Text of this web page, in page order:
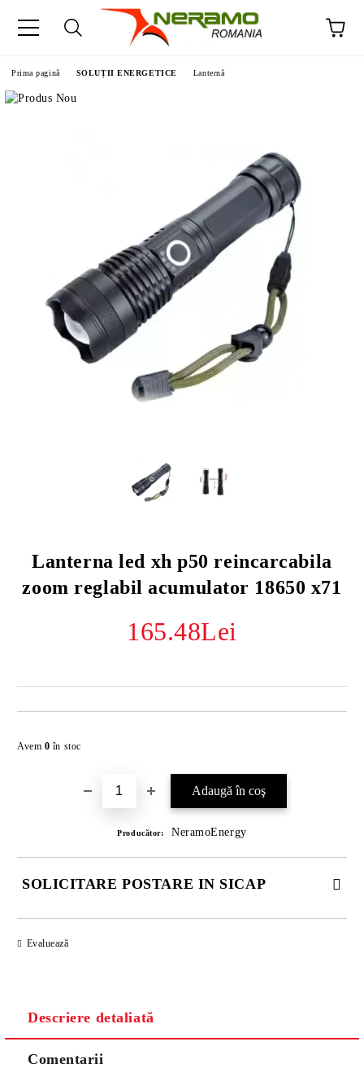
Prima pagină SOLUȚII ENERGETICE Lanternă
Lanterna led xh p50 reincarcabila
zoom reglabil acumulator 18650 x71
165.48Lei
Avem 0 în stoc
Producător: NeramoEnergy
SOLICITARE POSTARE IN SICAP
Evaluează
Descriere detaliată
Comentarii